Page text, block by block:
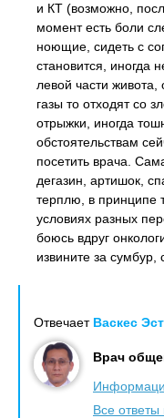
и КТ (возможно,
момент есть боли
ноющие, сидеть с
становится, иногда
левой части живота,
газы то отходят со
отрыжки, иногда
обстоятельствам
посетить врача.
дегазин, артишок,
терплю, в принципе
условиях разных
боюсь вдруг
извините за сумбур,
Отвечает Васкес
Врач
Все ответы